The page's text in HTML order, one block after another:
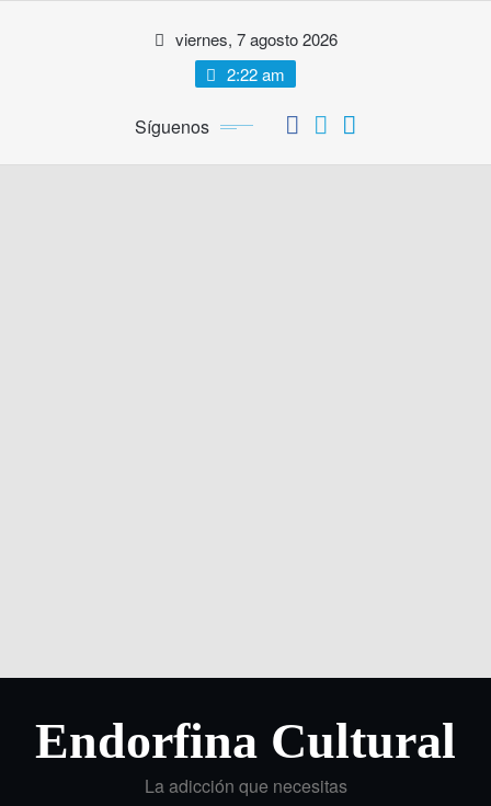
viernes, 7 agosto 2026
2:22 am
Síguenos
Endorfina Cultural
La adicción que necesitas